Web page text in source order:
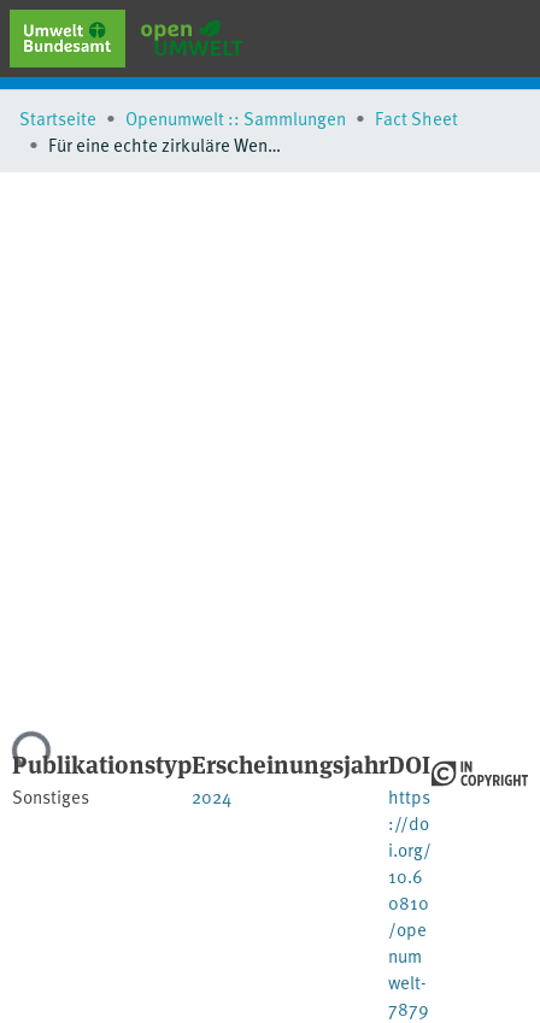
erweiterte Suche
Browse
Startseite Openumwelt :: Sammlungen
Fact Sheet
Für eine echte zirkuläre Wende aus der linearen Sackgasse
Publikationstyp
Sonstiges
Erscheinungsjahr
2024
DOI
https
://do
i.org/
10.6
0810
/ope
num
welt-
7879